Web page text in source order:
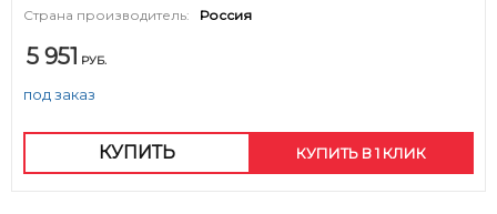
Страна производитель:
Россия
5 951 РУБ.
под заказ
КУПИТЬ КУПИТЬ В 1 КЛИК